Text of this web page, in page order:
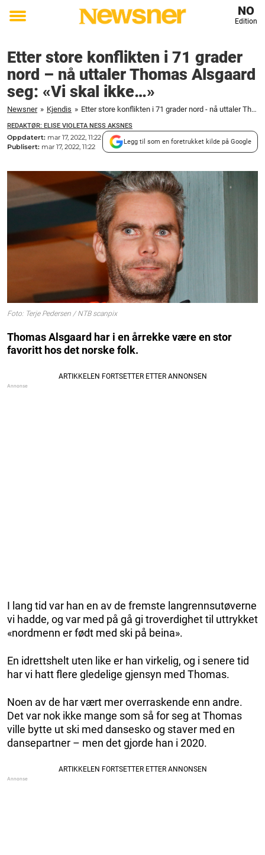
Toggle
NO
Edition
Etter store konflikten i 71 grader
nord – nå uttaler Thomas Alsgaard
seg: «Vi skal ikke…»
Newsner » Kjendis » Etter store konflikten i 71 grader nord - nå uttaler Thomas Alsgaard seg: "Vi skal ikke..."
REDAKTØR: ELISE VIOLETA NESS AKSNES
Oppdatert: mar 17, 2022, 11:22
Publisert: mar 17, 2022, 11:22
Legg til som en foretrukket kilde på Google
Foto: Terje Pedersen / NTB scanpix
Thomas Alsgaard har i en årrekke være en stor
favoritt hos det norske folk.
I lang tid var han en av de fremste langrennsutøverne
vi hadde, og var med på gå gi troverdighet til uttrykket
«nordmenn er født med ski på beina».
En idrettshelt uten like er han virkelig, og i senere tid
har vi hatt flere gledelige gjensyn med Thomas.
Noen av de har vært mer overraskende enn andre.
Det var nok ikke mange som så for seg at Thomas
ville bytte ut ski med dansesko og staver med en
dansepartner – men det gjorde han i 2020.